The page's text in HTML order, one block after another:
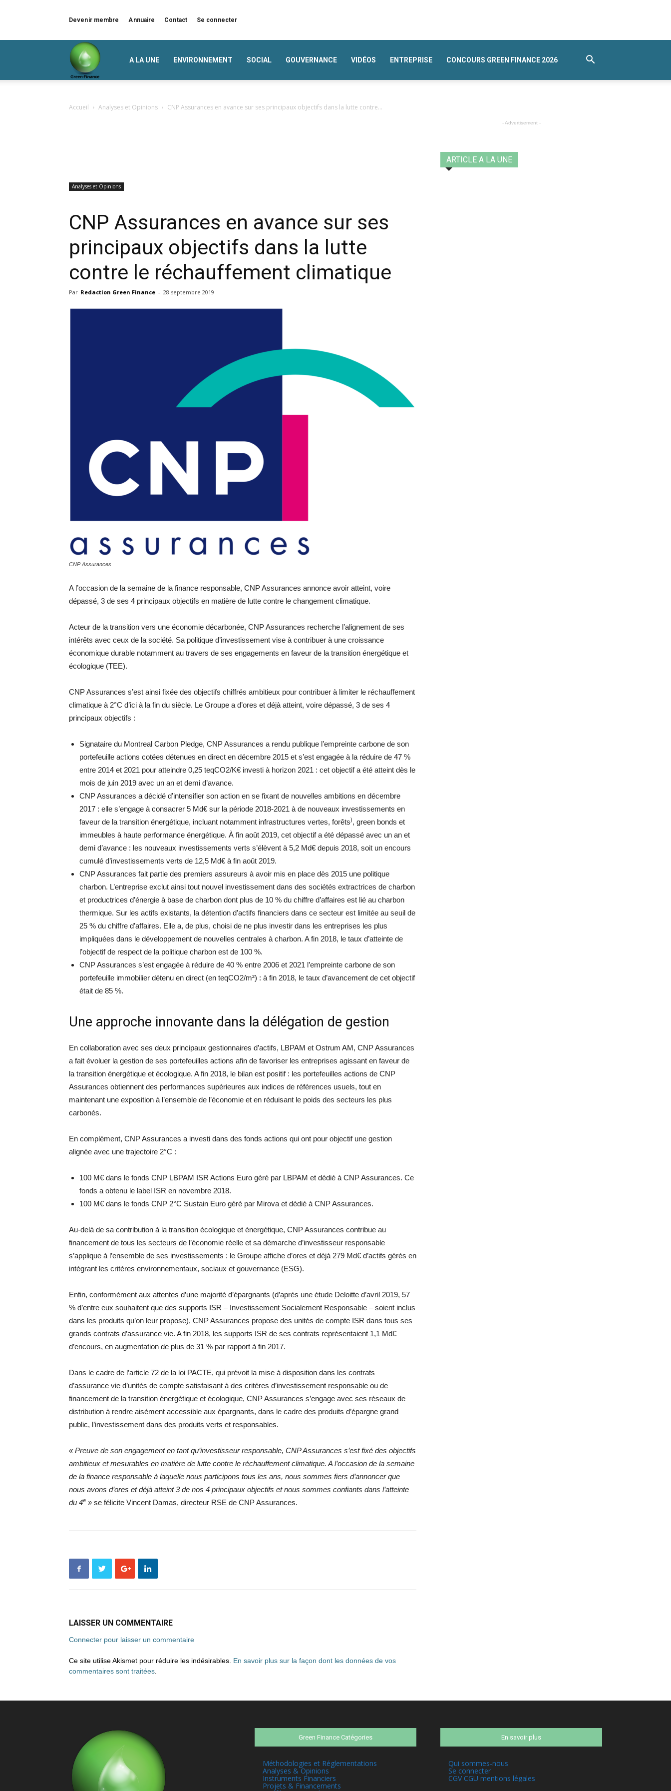
Devenir membre Annuaire Contact Se connecter
A LA UNE ENVIRONNEMENT SOCIAL GOUVERNANCE VIDÉOS ENTREPRISE CONCOURS GREEN FINANCE 2026
Accueil Analyses et Opinions CNP Assurances en avance sur ses principaux objectifs dans la lutte contre...
Analyses et Opinions
CNP Assurances en avance sur ses
principaux objectifs dans la lutte
contre le réchauffement climatique
Par Redaction Green Finance - 28 septembre 2019
CNP Assurances
A l’occasion de la semaine de la finance responsable, CNP Assurances annonce avoir atteint, voire
dépassé, 3 de ses 4 principaux objectifs en matière de lutte contre le changement climatique.
Acteur de la transition vers une économie décarbonée, CNP Assurances recherche l’alignement de ses
intérêts avec ceux de la société. Sa politique d’investissement vise à contribuer à une croissance
économique durable notamment au travers de ses engagements en faveur de la transition énergétique et
écologique (TEE).
CNP Assurances s’est ainsi fixée des objectifs chiffrés ambitieux pour contribuer à limiter le réchauffement
climatique à 2°C d’ici à la fin du siècle. Le Groupe a d’ores et déjà atteint, voire dépassé, 3 de ses 4
principaux objectifs :
Signataire du Montreal Carbon Pledge, CNP Assurances a rendu publique l’empreinte carbone de son
portefeuille actions cotées détenues en direct en décembre 2015 et s’est engagée à la réduire de 47 %
entre 2014 et 2021 pour atteindre 0,25 teqCO2/K€ investi à horizon 2021 : cet objectif a été atteint dès le
mois de juin 2019 avec un an et demi d’avance.
CNP Assurances a décidé d’intensifier son action en se fixant de nouvelles ambitions en décembre
2017 : elle s’engage à consacrer 5 Md€ sur la période 2018-2021 à de nouveaux investissements en
faveur de la transition énergétique, incluant notamment infrastructures vertes, forêts), green bonds et
immeubles à haute performance énergétique. À fin août 2019, cet objectif a été dépassé avec un an et
demi d’avance : les nouveaux investissements verts s’élèvent à 5,2 Md€ depuis 2018, soit un encours
cumulé d’investissements verts de 12,5 Md€ à fin août 2019.
CNP Assurances fait partie des premiers assureurs à avoir mis en place dès 2015 une politique
charbon. L’entreprise exclut ainsi tout nouvel investissement dans des sociétés extractrices de charbon
et productrices d’énergie à base de charbon dont plus de 10 % du chiffre d’affaires est lié au charbon
thermique. Sur les actifs existants, la détention d’actifs financiers dans ce secteur est limitée au seuil de
25 % du chiffre d’affaires. Elle a, de plus, choisi de ne plus investir dans les entreprises les plus
impliquées dans le développement de nouvelles centrales à charbon. A fin 2018, le taux d’atteinte de
l’objectif de respect de la politique charbon est de 100 %.
CNP Assurances s’est engagée à réduire de 40 % entre 2006 et 2021 l’empreinte carbone de son
portefeuille immobilier détenu en direct (en teqCO2/m²) : à fin 2018, le taux d’avancement de cet objectif
était de 85 %.
Une approche innovante dans la délégation de gestion
En collaboration avec ses deux principaux gestionnaires d’actifs, LBPAM et Ostrum AM, CNP Assurances
a fait évoluer la gestion de ses portefeuilles actions afin de favoriser les entreprises agissant en faveur de
la transition énergétique et écologique. A fin 2018, le bilan est positif : les portefeuilles actions de CNP
Assurances obtiennent des performances supérieures aux indices de références usuels, tout en
maintenant une exposition à l’ensemble de l’économie et en réduisant le poids des secteurs les plus
carbonés.
En complément, CNP Assurances a investi dans des fonds actions qui ont pour objectif une gestion
alignée avec une trajectoire 2°C :
100 M€ dans le fonds CNP LBPAM ISR Actions Euro géré par LBPAM et dédié à CNP Assurances. Ce
fonds a obtenu le label ISR en novembre 2018.
100 M€ dans le fonds CNP 2°C Sustain Euro géré par Mirova et dédié à CNP Assurances.
Au-delà de sa contribution à la transition écologique et énergétique, CNP Assurances contribue au
financement de tous les secteurs de l’économie réelle et sa démarche d’investisseur responsable
s’applique à l’ensemble de ses investissements : le Groupe affiche d’ores et déjà 279 Md€ d’actifs gérés en
intégrant les critères environnementaux, sociaux et gouvernance (ESG).
Enfin, conformément aux attentes d’une majorité d’épargnants (d’après une étude Deloitte d’avril 2019, 57
% d’entre eux souhaitent que des supports ISR – Investissement Socialement Responsable – soient inclus
dans les produits qu’on leur propose), CNP Assurances propose des unités de compte ISR dans tous ses
grands contrats d’assurance vie. A fin 2018, les supports ISR de ses contrats représentaient 1,1 Md€
d’encours, en augmentation de plus de 31 % par rapport à fin 2017.
Dans le cadre de l’article 72 de la loi PACTE, qui prévoit la mise à disposition dans les contrats
d’assurance vie d’unités de compte satisfaisant à des critères d’investissement responsable ou de
financement de la transition énergétique et écologique, CNP Assurances s’engage avec ses réseaux de
distribution à rendre aisément accessible aux épargnants, dans le cadre des produits d’épargne grand
public, l’investissement dans des produits verts et responsables.
« Preuve de son engagement en tant qu’investisseur responsable, CNP Assurances s’est fixé des objectifs
ambitieux et mesurables en matière de lutte contre le réchauffement climatique. A l’occasion de la semaine
de la finance responsable à laquelle nous participons tous les ans, nous sommes fiers d’annoncer que
nous avons d’ores et déjà atteint 3 de nos 4 principaux objectifs et nous sommes confiants dans l’atteinte
du 4e » se félicite Vincent Damas, directeur RSE de CNP Assurances.
LAISSER UN COMMENTAIRE
Connecter pour laisser un commentaire
Ce site utilise Akismet pour réduire les indésirables. En savoir plus sur la façon dont les données de vos
commentaires sont traitées
- Advertisement -
ARTICLE A LA UNE
Green Finance Catégories
Méthodologies et Réglementations
Analyses & Opinions
Instruments Financiers
Projets & Financements
En savoir plus
Qui sommes-nous
Se connecter
CGV CGU mentions légales